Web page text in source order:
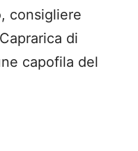
consigliere
di
capofila del